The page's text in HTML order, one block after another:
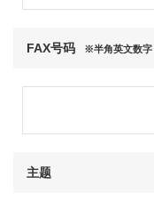
FAX号码 ※半角英文数字
主题